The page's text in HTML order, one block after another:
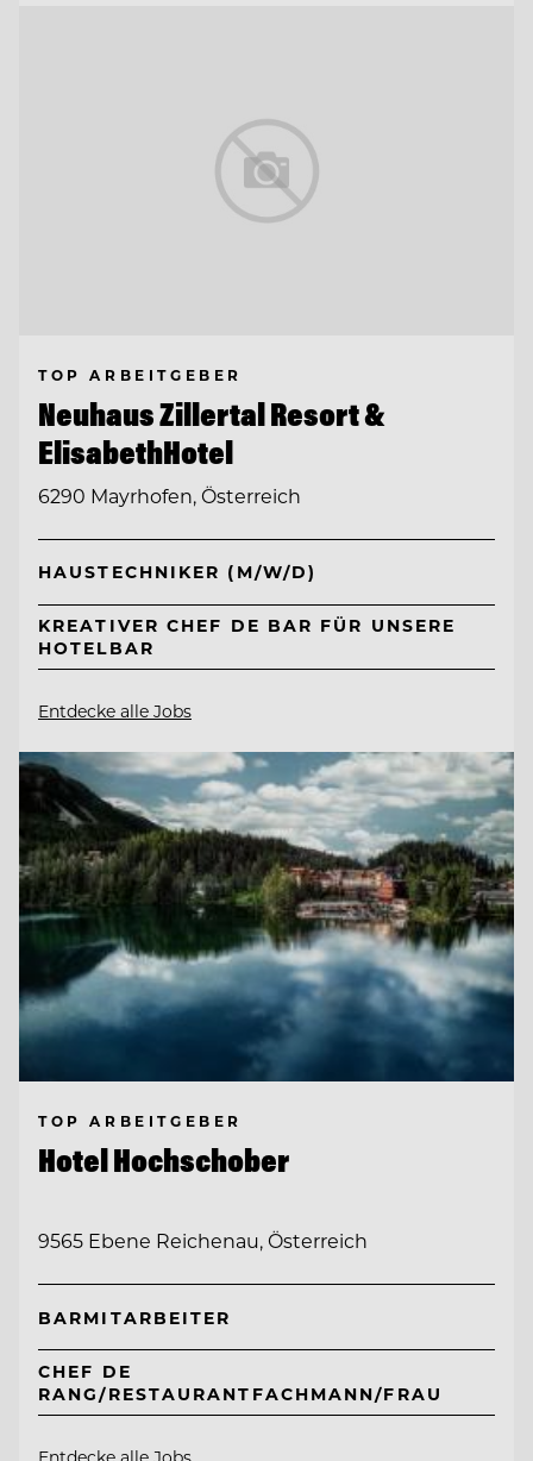
TOP ARBEITGEBER
Neuhaus Zillertal Resort &
ElisabethHotel
6290 Mayrhofen, Österreich
HAUSTECHNIKER (M/W/D)
KREATIVER CHEF DE BAR FÜR UNSERE
HOTELBAR
Entdecke alle Jobs
TOP ARBEITGEBER
Hotel Hochschober
9565 Ebene Reichenau, Österreich
BARMITARBEITER
CHEF DE
RANG/RESTAURANTFACHMANN/FRAU
Entdecke alle Jobs